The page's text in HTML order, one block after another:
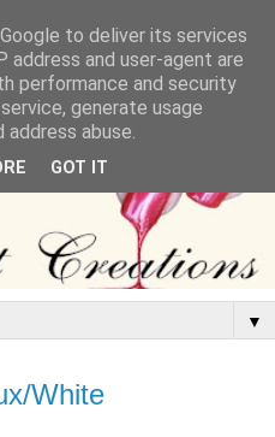
▼
White
to deliver its services
address and user-agent are
performance and security
generate usage
abuse.
GOT IT